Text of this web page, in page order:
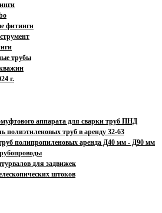
фитинги
трубы
г.
аппарата для сварки труб ПНД
полиэтиленовых труб в аренду 32-63
полипропиленовых аренда Д40 мм - Д90 мм
для задвижек
штоков